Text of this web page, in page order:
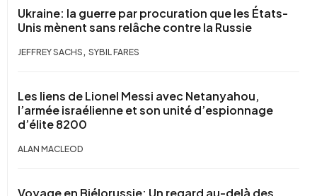
Ukraine: la guerre par procuration que les États-
Unis mènent sans relâche contre la Russie
JEFFREY SACHS , SYBIL FARES
Les liens de Lionel Messi avec Netanyahou,
l’armée israélienne et son unité d’espionnage
d’élite 8200
ALAN MACLEOD